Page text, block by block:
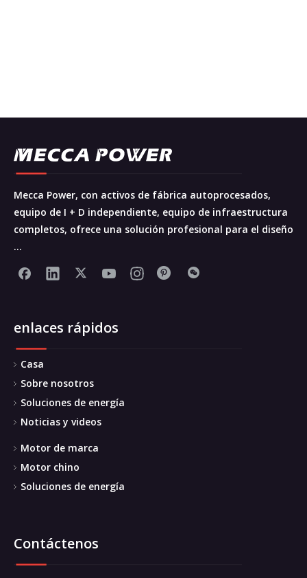
Mecca Power, con activos de fábrica autoprocesados,
equipo de I + D independiente, equipo de infraestructura
completos, ofrece una solución profesional para el diseño
...
enlaces rápidos
Casa
Sobre nosotros
Soluciones de energía
Noticias y videos
Motor de marca
Motor chino
Soluciones de energía
Contáctenos